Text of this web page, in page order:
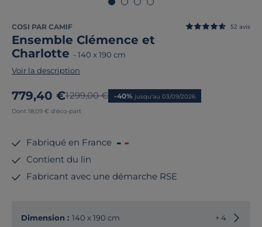
COSI PAR CAMIF
Ensemble Clémence et
Charlotte - 140 x 190 cm
52 avis
Voir la description
Nouveau prix
779,40 €Ancien prix
1 299,00 € -40% jusqu'au 03/09/2026
Dont 18,09 € d'éco-part
Fabriqué en France
Contient du lin
Fabricant avec une démarche RSE
Dimension : 140 x 190 cm + 4